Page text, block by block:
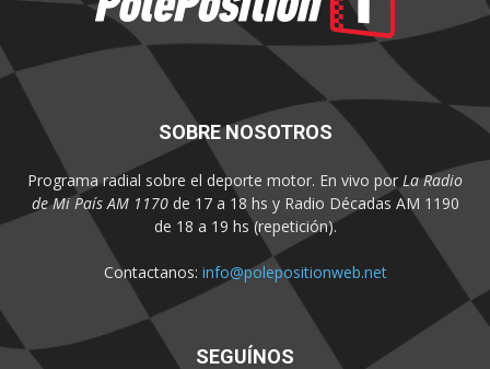
SOBRE NOSOTROS
Programa radial sobre el deporte motor. En vivo por La Radio
de Mi País AM 1170de 17 a 18 hs y Radio Décadas AM 1190
de 18 a 19 hs (repetición).
Contactanos: info@polepositionweb.net
SEGUÍNOS